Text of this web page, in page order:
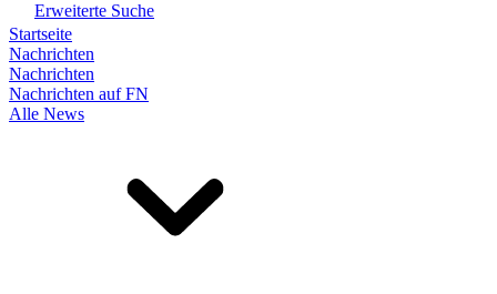
Erweiterte Suche
Startseite
Nachrichten
Nachrichten
Nachrichten auf FN
Alle News